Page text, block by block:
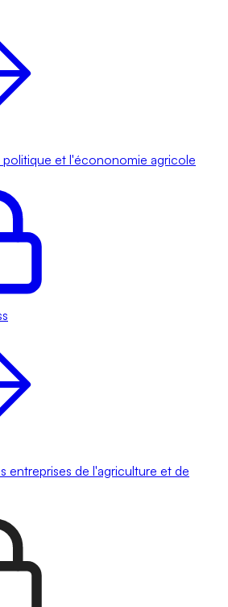
politique et l'écononomie agricole
entreprises de l'agriculture et de